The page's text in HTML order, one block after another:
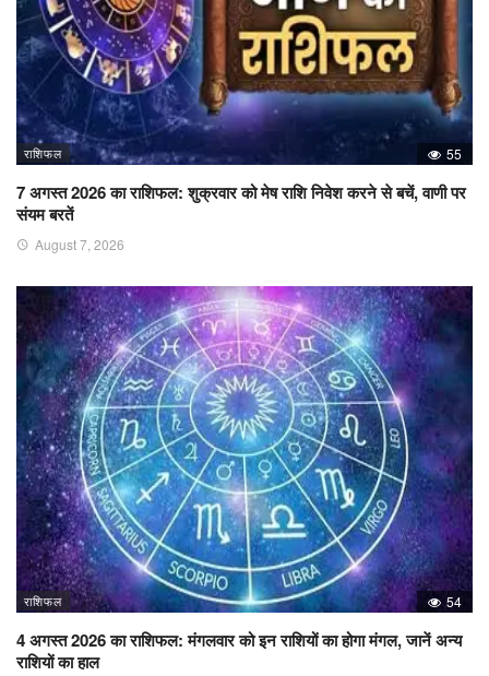
राशिफल 55
7 अगस्त 2026 का राशिफल: शुक्रवार को मेष राशि निवेश करने से बचें, वाणी पर
संयम बरतें
August 7, 2026
राशिफल 54
4 अगस्त 2026 का राशिफल: मंगलवार को इन राशियों का होगा मंगल, जानें अन्य
राशियों का हाल